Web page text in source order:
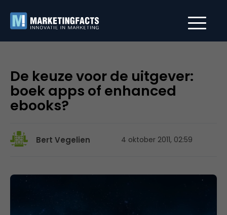
De keuze voor de uitgever:
boek apps of enhanced
ebooks?
Bert Vegelien 4 oktober 2011, 02:59